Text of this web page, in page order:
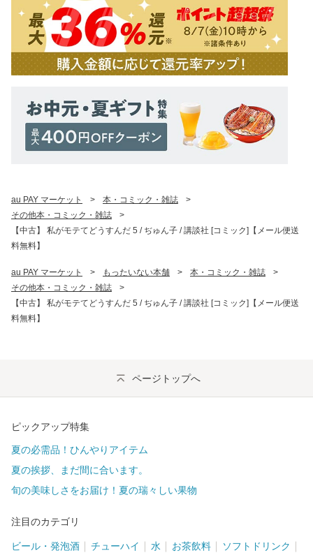
au PAY マーケット > 本・コミック・雑誌
>
その他本・コミック・雑誌
>
【中古】 私がモテてどうすんだ 5 / ぢゅん子 / 講談社 [コミック]【メール便送
料無料】
au PAY マーケット > もったいない本舗 > 本・コミック・雑誌
>
その他本・コミック・雑誌
>
【中古】 私がモテてどうすんだ 5 / ぢゅん子 / 講談社 [コミック]【メール便送
料無料】
ページトップへ
ピックアップ特集
夏の必需品！ひんやりアイテム
夏の挨拶、まだ間に合います。
旬の美味しさをお届け！夏の瑞々しい果物
注目のカテゴリ
ビール・発泡酒 チューハイ 水 お茶飲料 ソフトドリンク